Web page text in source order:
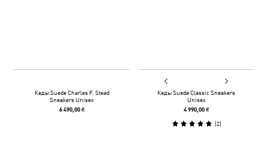
Кеды Suede Charles F. Stead
Sneakers Unisex
6 490,00 ₴
Кеды Suede Classic Sneakers
Unisex
4 990,00 ₴
(2)